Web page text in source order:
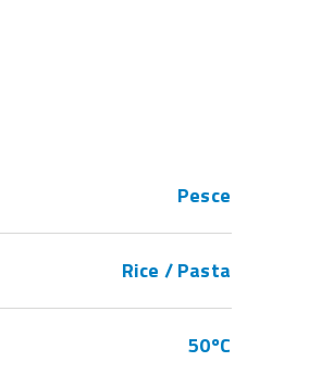
Pesce
Rice / Pasta
50ºC